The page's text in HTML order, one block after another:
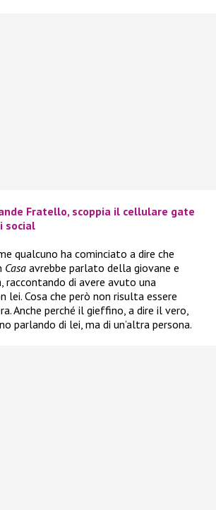
Fratello, scoppia il cellulare gate
social
qualcuno ha cominciato a dire che
Casa avrebbe parlato della giovane e
di avere avuto una
lei. Cosa che però non risulta essere
Anche perché il gieffino, a dire il vero,
parlando di lei, ma di un’altra persona.